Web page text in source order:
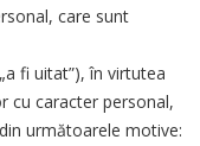
care sunt
fi uitat”), în virtutea
cu caracter personal,
următoarele motive: